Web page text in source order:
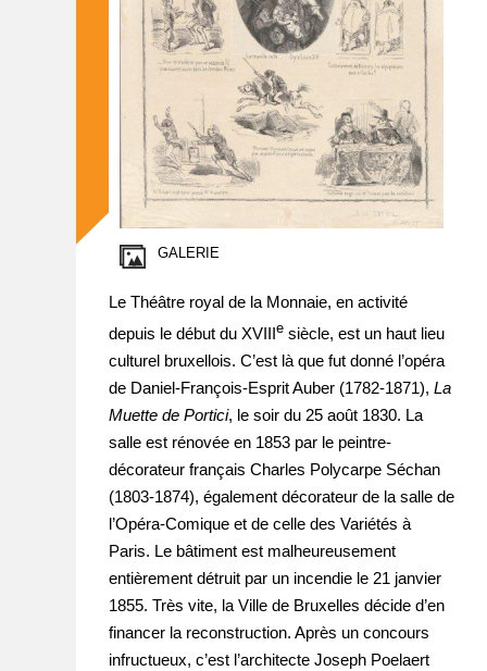
GALERIE
Le Théâtre royal de la Monnaie, en activité
depuis le début du XVIIIe siècle, est un haut lieu
culturel bruxellois. C’est là que fut donné l’opéra
de Daniel-François-Esprit Auber (1782-1871), La
Muette de Portici, le soir du 25 août 1830. La
salle est rénovée en 1853 par le peintre-
décorateur français Charles Polycarpe Séchan
(1803-1874), également décorateur de la salle de
l’Opéra-Comique et de celle des Variétés à
Paris. Le bâtiment est malheureusement
entièrement détruit par un incendie le 21 janvier
1855. Très vite, la Ville de Bruxelles décide d’en
financer la reconstruction. Après un concours
infructueux, c’est l’architecte Joseph Poelaert